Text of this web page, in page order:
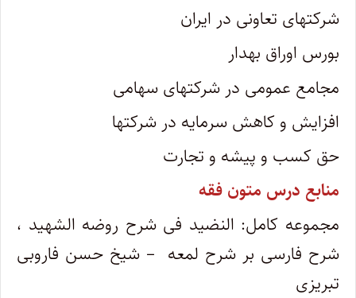
شرکتهای تعاونی در ایران
بورس اوراق بهدار
مجامع عمومی در شرکتهای سهامی
افزایش و کاهش سرمایه در شرکتها
حق کسب و پیشه و تجارت
منابع درس متون فقه
مجموعه کامل: النضید فی شرح روضه الشهید ،
شرح فارسی بر شرح لمعه – شیخ حسن فاروبی
تبریزی